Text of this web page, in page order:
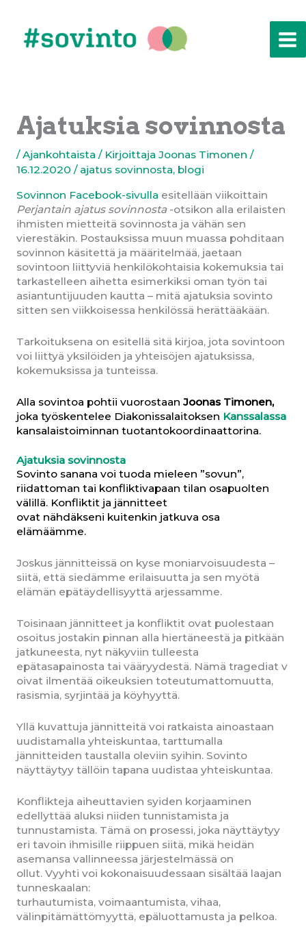
Ajatuksia sovinnosta
/Ajankohtaista / Kirjoittaja Joonas Timonen /
16.12.2020 / ajatus sovinnosta, blogi
Sovinnon Facebook-sivulla esitellään viikoittain
Perjantain ajatus sovinnosta-otsikon alla erilaisten
ihmisten mietteitä sovinnosta ja vähän sen
vierestäkin. Postauksissa muun muassa pohditaan
sovinnon käsitettä ja määritelmää, jaetaan
sovintoon liittyviä henkilökohtaisia kokemuksia tai
tarkastelleen aihetta esimerkiksi oman työn tai
asiantuntijuuden kautta – mitä ajatuksia sovinto
sitten sen viikkoisessa henkilössä herättääkään.
Tarkoituksena on esitellä sitä kirjoa, jota sovintoon
voi liittyä yksilöiden ja yhteisöjen ajatuksissa,
kokemuksissa ja tunteissa.
Alla sovintoa pohtii vuorostaan Joonas Timonen,
joka työskentelee Diakonissalaitoksen Kanssalassa
kansalaistoiminnan tuotantokoordinaattorina.
Ajatuksia sovinnosta
Sovinto sanana voi tuoda mieleen ”sovun”,
riidattoman tai konfliktivapaan tilan osapuolten
välillä. Konfliktit ja jännitteet
ovat nähdäkseni kuitenkin jatkuva osa
elämäämme.
Joskus jännitteissä on kyse moniarvoisuudesta –
siitä, että siedämme erilaisuutta ja sen myötä
elämän epätäydellisyyttä arjessamme.
Toisinaan jännitteet ja konfliktit ovat puolestaan
osoitus jostakin pinnan alla hiertäneestä ja pitkään
jatkuneesta, nyt näkyviin tulleesta
epätasapainosta tai vääryydestä. Nämä tragediat v
oivat ilmentää oikeuksien toteutumattomuutta,
rasismia, syrjintää ja köyhyyttä.
Yllä kuvattuja jännitteitä voi ratkaista ainoastaan
uudistamalla yhteiskuntaa, tarttumalla
jännitteiden taustalla oleviin syihin. Sovinto
näyttäytyy tällöin tapana uudistaa yhteiskuntaa.
Konflikteja aiheuttavien syiden korjaaminen
edellyttää aluksi niiden tunnistamista ja
tunnustamista. Tämä on prosessi, joka näyttäytyy
eri tavoin ihmisille riippuen siitä, mikä heidän
asemansa vallinneessa järjestelmässä on
ollut. Vyyhti voi kokonaisuudessaan sisältää laajan
tunneskaalan:
turhautumista, voimaantumista, vihaa,
välinpitämättömyyttä, epäluottamusta ja pelkoa.